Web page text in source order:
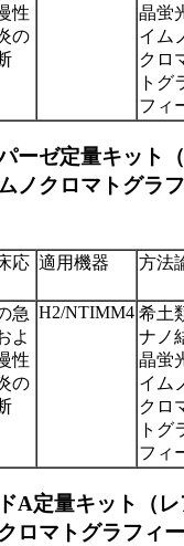
性
の
晶蛍
イム
クロ
トグ
フィ
ーゼ定量キット
ノクロマトグラ
応 適用機器 方法
急
よ
性
の
H2/NTIMM4 希土
ナノ
晶蛍
イム
クロ
トグ
フィ
A定量キット（
ロマトグラフィー